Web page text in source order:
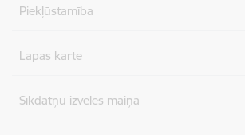
Piekļūstamība
Lapas karte
Sīkdatņu izvēles maiņa